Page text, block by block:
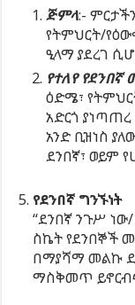
ጅምላ:-
የትምህርት/
ዒላማ ያደረገ
የተለየ የደንበኛ
ዕድሜ፣
አድርጎ ያነጣጠረ
አንድ ቢዝነስ
ደንበኛ፣ ወይም
የደንበኛ ግንኙነት
“ደንበኛ ንጉሥ
ስኬት የደንበኞች
በማያሻማ መልኩ
ማስቅመጥ